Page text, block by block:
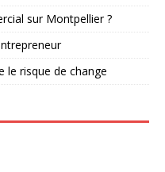
sur Montpellier ?
le risque de change